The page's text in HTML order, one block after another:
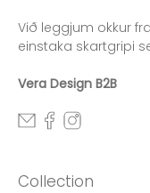
Við leggjum okkur
einstaka skartgripi
Vera Design B2B
Collection